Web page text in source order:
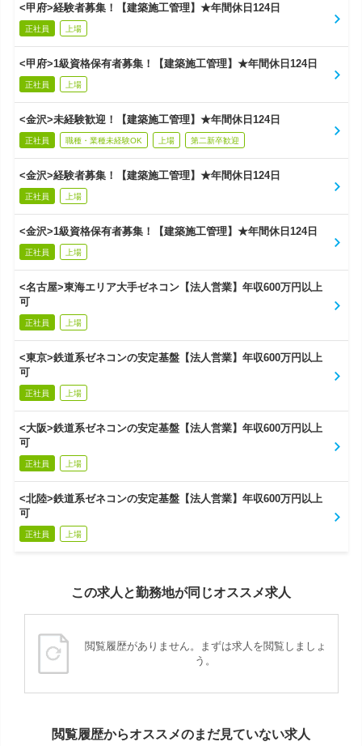
<甲府>経験者募集！【建築施工管理】★年間休日124日
正社員 上場
<甲府>1級資格保有者募集！【建築施工管理】★年間休日124日
正社員 上場
<金沢>未経験歓迎！【建築施工管理】★年間休日124日
正社員 職種・業種未経験OK 上場 第二新卒歓迎
<金沢>経験者募集！【建築施工管理】★年間休日124日
正社員 上場
<金沢>1級資格保有者募集！【建築施工管理】★年間休日124日
正社員 上場
<名古屋>東海エリア大手ゼネコン【法人営業】年収600万円以上
可
正社員 上場
<東京>鉄道系ゼネコンの安定基盤【法人営業】年収600万円以上
可
正社員 上場
<大阪>鉄道系ゼネコンの安定基盤【法人営業】年収600万円以上
可
正社員 上場
<北陸>鉄道系ゼネコンの安定基盤【法人営業】年収600万円以上
可
正社員 上場
この求人と勤務地が同じオススメ求人
閲覧履歴がありません。まずは求人を閲覧しましょ
う。
閲覧履歴からオススメのまだ見ていない求人